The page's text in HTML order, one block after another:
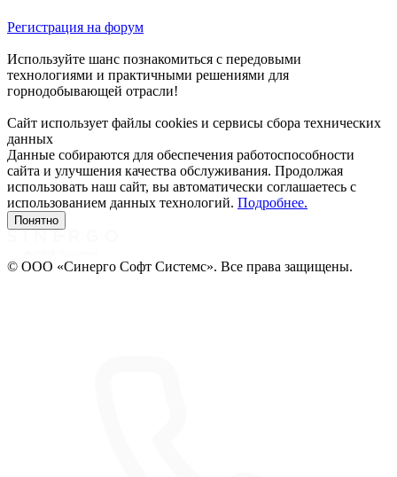
Регистрация на форум
Используйте шанс познакомиться с передовыми
технологиями и практичными решениями для
горнодобывающей отрасли!
Сайт использует файлы cookies и сервисы сбора технических
данных
Данные собираются для обеспечения работоспособности
сайта и улучшения качества обслуживания. Продолжая
использовать наш сайт, вы автоматически соглашаетесь с
использованием данных технологий. Подробнее.
Понятно
© ООО «Синерго Софт Системс». Все права защищены.